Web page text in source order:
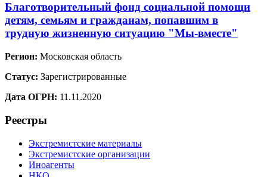
Благотворительный фонд социальной помощи
детям, семьям и гражданам, попавшим в
трудную жизненную ситуацию "Мы-вместе"
Регион: Московская область
Статус: Зарегистрированные
Дата ОГРН: 11.11.2020
Реестры
Экстремистские материалы
Экстремистские организации
Иноагенты